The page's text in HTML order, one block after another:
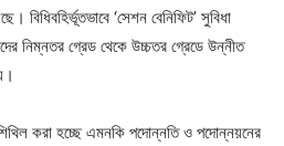
বিধিবহির্ভূতভাবে ‘সেশন বেনিফিট’ সুবিধা
নিম্নতর গ্রেড থেকে উচ্চতর গ্রেডে উন্নীত
করা হচ্ছে এমনকি পদোন্নতি ও পদোন্নয়নের